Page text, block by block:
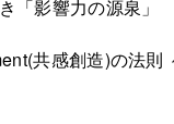
「影響力の源泉」
共感創造)の法則